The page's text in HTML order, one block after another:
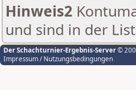
Hinweis2
und sind in der
Der Schachturnier-Ergebnis-Server©
Impressum / Nutzungsbedingungen